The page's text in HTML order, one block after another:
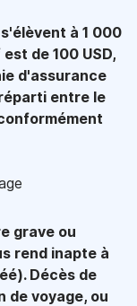
à 1 000
de 100 USD,
d'assurance
entre le
grave ou
rend inapte à
Décès de
de voyage, ou